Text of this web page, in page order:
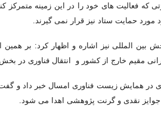
فعالیت های خود را در این زمینه متمرکز
حمایت ستاد نیز قرار نمی گیرند.
بین المللی نیز اشاره و اظهار کرد: بر
مقیم خارج از کشور و انتقال فناوری در
جوایز نقدی و گرنت پژوهشی اهدا می شود.